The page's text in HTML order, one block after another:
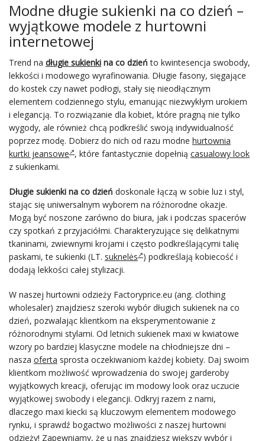
Modne długie sukienki na co dzień –
wyjątkowe modele z hurtowni
internetowej
Trend na długie sukienki na co dzień to kwintesencja swobody,
lekkości i modowego wyrafinowania. Długie fasony, sięgające
do kostek czy nawet podłogi, stały się nieodłącznym
elementem codziennego stylu, emanując niezwykłym urokiem
i elegancją. To rozwiązanie dla kobiet, które pragną nie tylko
wygody, ale również chcą podkreślić swoją indywidualność
poprzez modę. Dobierz do nich od razu modne hurtownia
kurtki jeansowe , które fantastycznie dopełnią casualowy look
z sukienkami.
Długie sukienki na co dzień doskonale łączą w sobie luz i styl,
stając się uniwersalnym wyborem na różnorodne okazje.
Mogą być noszone zarówno do biura, jak i podczas spacerów
czy spotkań z przyjaciółmi. Charakteryzujące się delikatnymi
tkaninami, zwiewnymi krojami i często podkreślającymi talię
paskami, te sukienki (LT. suknelės ) podkreślają kobiecość i
dodają lekkości całej stylizacji.
W naszej hurtowni odzieży Factoryprice.eu (ang. clothing
wholesaler) znajdziesz szeroki wybór długich sukienek na co
dzień, pozwalając klientkom na eksperymentowanie z
różnorodnymi stylami. Od letnich sukienek maxi w kwiatowe
wzory po bardziej klasyczne modele na chłodniejsze dni –
nasza oferta sprosta oczekiwaniom każdej kobiety. Daj swoim
klientkom możliwość wprowadzenia do swojej garderoby
wyjątkowych kreacji, oferując im modowy look oraz uczucie
wyjątkowej swobody i elegancji. Odkryj razem z nami,
dlaczego maxi kiecki są kluczowym elementem modowego
rynku, i sprawdź bogactwo możliwości z naszej hurtowni
odzieży! Zapewniamy, że u nas znajdziesz większy wybór i